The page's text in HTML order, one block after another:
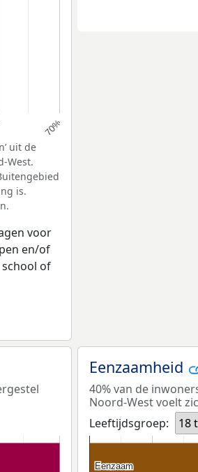
70%
uit de
West.
is.
voor
en/of
school of
Eenzaamheid
40% van de
Noord-West voelt
Leeftijdsgroep:
18
Eenzaam
Eenzaam